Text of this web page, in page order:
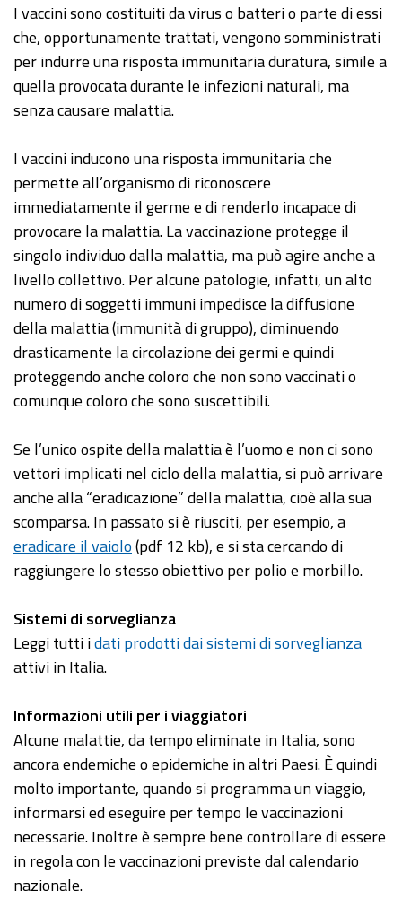
I vaccini sono costituiti da virus o batteri o parte di essi
che, opportunamente trattati, vengono somministrati
per indurre una risposta immunitaria duratura, simile a
quella provocata durante le infezioni naturali, ma
senza causare malattia.
I vaccini inducono una risposta immunitaria che
permette all’organismo di riconoscere
immediatamente il germe e di renderlo incapace di
provocare la malattia. La vaccinazione protegge il
singolo individuo dalla malattia, ma può agire anche a
livello collettivo. Per alcune patologie, infatti, un alto
numero di soggetti immuni impedisce la diffusione
della malattia (immunità di gruppo), diminuendo
drasticamente la circolazione dei germi e quindi
proteggendo anche coloro che non sono vaccinati o
comunque coloro che sono suscettibili.
Se l’unico ospite della malattia è l’uomo e non ci sono
vettori implicati nel ciclo della malattia, si può arrivare
anche alla “eradicazione” della malattia, cioè alla sua
scomparsa. In passato si è riusciti, per esempio, a
eradicare il vaiolo(pdf 12 kb), e si sta cercando di
raggiungere lo stesso obiettivo per polio e morbillo.
Sistemi di sorveglianza
Leggi tutti idati prodotti dai sistemi di sorveglianza
attivi in Italia.
Informazioni utili per i viaggiatori
Alcune malattie, da tempo eliminate in Italia, sono
ancora endemiche o epidemiche in altri Paesi. È quindi
molto importante, quando si programma un viaggio,
informarsi ed eseguire per tempo le vaccinazioni
necessarie. Inoltre è sempre bene controllare di essere
in regola con le vaccinazioni previste dal calendario
nazionale.